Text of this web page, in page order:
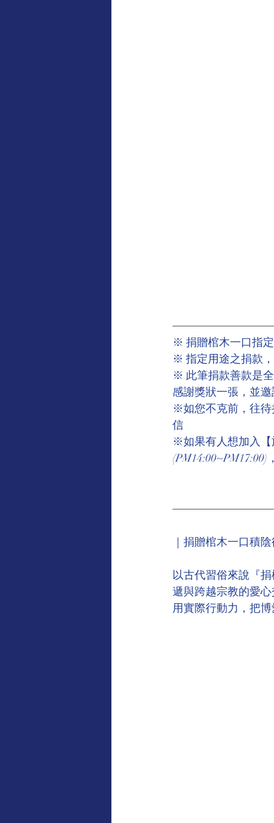
※ 捐贈棺木一口指
※ 指定用途之捐款
※ 此筆捐款善款是
感謝獎狀一張，並
※如您不克前，往待
信
※如果有人想加入【
｜捐贈棺木一口積
以古代習俗來說『
遞與跨越宗教的愛
用實際行動力，把